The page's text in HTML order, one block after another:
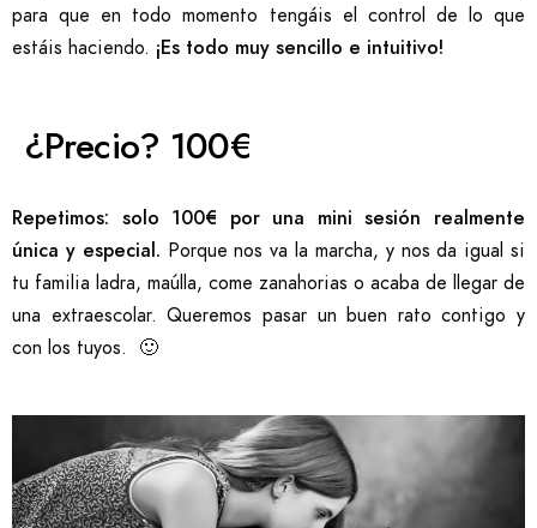
para que en todo momento tengáis el control de lo que
estáis haciendo. ¡Es todo muy sencillo e intuitivo!
¿Precio? 100€
Repetimos: solo 100€ por una mini sesión realmente
única y especial. Porque nos va la marcha, y nos da igual si
tu familia ladra, maúlla, come zanahorias o acaba de llegar de
una extraescolar. Queremos pasar un buen rato contigo y
con los tuyos. 🙂